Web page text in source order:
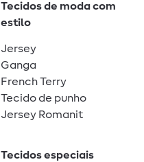
Tecidos de moda com
estilo
Jersey
Ganga
French Terry
Tecido de punho
Jersey Romanit
Tecidos especiais